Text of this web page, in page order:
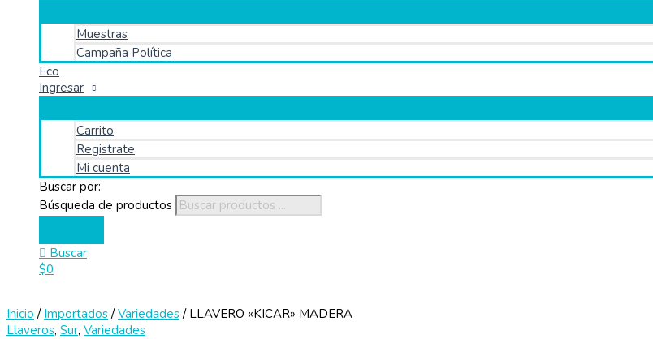
Muestras
Campaña Política
Eco
Ingresar
Carrito
Registrate
Mi cuenta
Buscar por:
Búsqueda de productos
Buscar
$0
Inicio / Importados/Variedades/ LLAVERO «KICAR» MADERA
Llaveros, Sur, Variedades